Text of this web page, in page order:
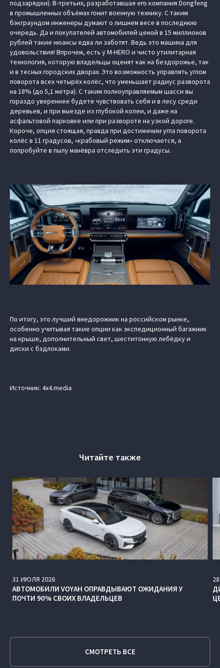
подзарядки). В-третьих, разработавшая его компания Dongfeng
в промышленных объёмах гонит военную технику. С таким
бэкграундом инженеры думают о лишнем весе в последнюю
очередь. Да и покупателей автомобилей ценой в 15 миллионов
рублей такие нюансы едва ли заботят. Ведь это машина для
удовольствия! Впрочем, есть у M‑HERO и чисто утилитарная
технология, которую владельцы оценят как на бездорожье, так
и в тесных городских дворах. Это возможность управлять углом
поворота всех четырёх колёс, что уменьшает радиус разворота
на 18% (до 5,1 метра). С таким полноуправляемым шасси вы
гораздо увереннее будете чувствовать себя и в лесу среди
деревьев, и при выезде из глубокой колеи, и даже на
асфальтовой парковке или при развороте на узкой дороге.
Короче, опция стоящая, правда при достижении угла поворота
колёс в 11 градусов, «крабовый режим» отключается, а
попробуйте в пылу манёвра отследить эти градусы.
По итогу, это лучший внедорожник на российском рынке,
особенно учитывая такие опции как экспедиционный багажник
на крыше, дополнительный свет, шеститонную лебёдку и
диски с бэдлоками.
Источник: 4x4.media
Читайте также
31 ИЮЛЯ 2026
АВТОМОБИЛИ VOYAH ОПРАВДЫВАЮТ ОЖИДАНИЯ У
ПОЧТИ 90% СВОИХ ВЛАДЕЛЬЦЕВ
28
СМОТРЕТЬ ВСЕ